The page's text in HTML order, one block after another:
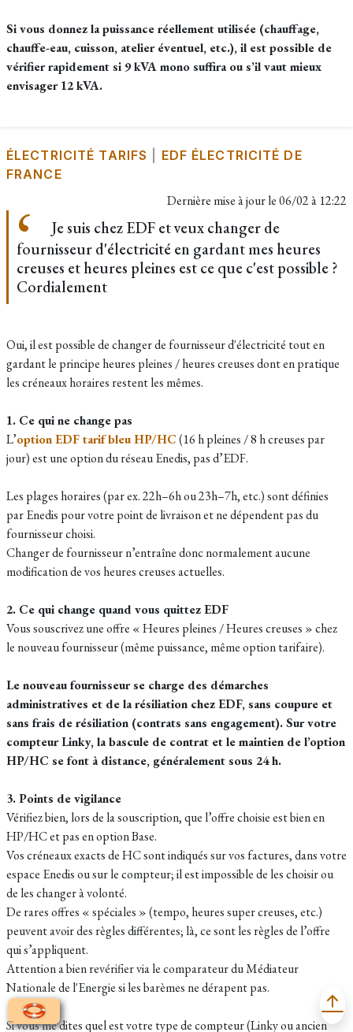
Si vous donnez la puissance réellement utilisée (chauffage,
chauffe-eau, cuisson, atelier éventuel, etc.), il est possible de
vérifier rapidement si 9 kVA mono suffira ou s’il vaut mieux
envisager 12 kVA.
ÉLECTRICITÉ TARIFS
EDF ÉLECTRICITÉ DE
FRANCE
Dernière mise à jour le06/02 à 12:22
Je suis chez EDF et veux changer de
fournisseur d'électricité en gardant mes heures
creuses et heures pleines est ce que c'est possible ?
Cordialement
Oui, il est possible de changer de fournisseur d'électricité tout en
gardant le principe heures pleines / heures creuses dont en pratique
les créneaux horaires restent les mêmes.
1. Ce qui ne change pas
L’option EDF tarif bleu HP/HC(16 h pleines / 8 h creuses par
jour) est une option du réseau Enedis, pas d’EDF.
Les plages horaires (par ex. 22h–6h ou 23h–7h, etc.) sont définies
par Enedis pour votre point de livraison et ne dépendent pas du
fournisseur choisi.
Changer de fournisseur n’entraîne donc normalement aucune
modification de vos heures creuses actuelles.
2. Ce qui change quand vous quittez EDF
Vous souscrivez une offre « Heures pleines / Heures creuses » chez
le nouveau fournisseur (même puissance, même option tarifaire).
Le nouveau fournisseur se charge des démarches
administratives et de la résiliation chez EDF, sans coupure et
sans frais de résiliation (contrats sans engagement). Sur votre
compteur Linky, la bascule de contrat et le maintien de l’option
HP/HC se font à distance, généralement sous 24 h.
3. Points de vigilance
Vérifiez bien, lors de la souscription, que l’offre choisie est bien en
HP/HC et pas en option Base.
Vos créneaux exacts de HC sont indiqués sur vos factures, dans votre
espace Enedis ou sur le compteur; il est impossible de les choisir ou
de les changer à volonté.
De rares offres « spéciales » (tempo, heures super creuses, etc.)
peuvent avoir des règles différentes; là, ce sont les règles de l’offre
qui s’appliquent.
Attention a bien revérifier via le comparateur du Médiateur
Nationale de l'Energie si les barèmes ne dérapent pas.
Si vous me dites quel est votre type de compteur (Linky ou ancien